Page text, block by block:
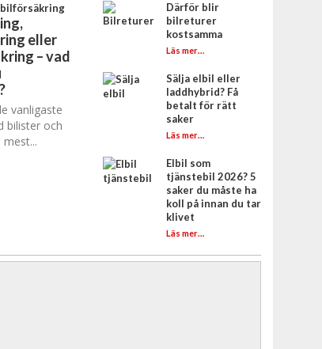
eller
– vad
vanligaste
bilister och
mest...
Därför blir
bilreturer
kostsamma
Läs mer…
Sälja elbil eller
laddhybrid? Få
betalt för rätt
saker
Läs mer…
Elbil som
tjänstebil 2026? 5
saker du måste ha
koll på innan du tar
klivet
Läs mer…